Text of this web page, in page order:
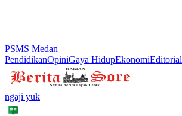
PSMS Medan
PendidikanOpiniGaya HidupEkonomiEditorial
ngaji yuk